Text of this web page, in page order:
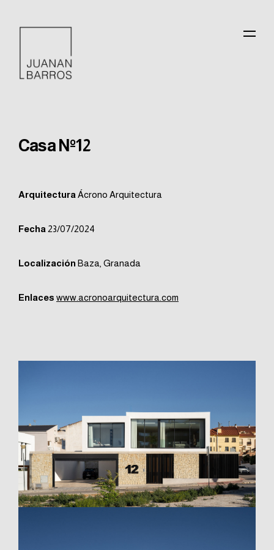
Casa Nº12
Arquitectura Ácrono Arquitectura
Fecha 23/07/2024
Localización Baza, Granada
Enlaces www.acronoarquitectura.com